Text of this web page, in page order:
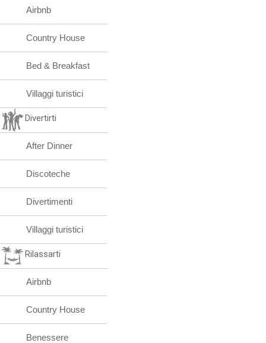
Airbnb
Country House
Bed & Breakfast
Villaggi turistici
Divertirti
After Dinner
Discoteche
Divertimenti
Villaggi turistici
Rilassarti
Airbnb
Country House
Benessere